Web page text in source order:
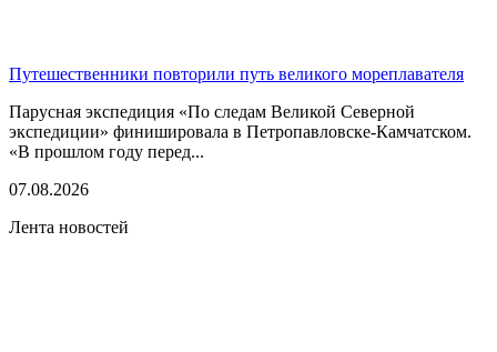
Путешественники повторили путь великого мореплавателя
Парусная экспедиция «По следам Великой Северной
экспедиции» финишировала в Петропавловске-Камчатском.
«В прошлом году перед...
07.08.2026
Лента новостей